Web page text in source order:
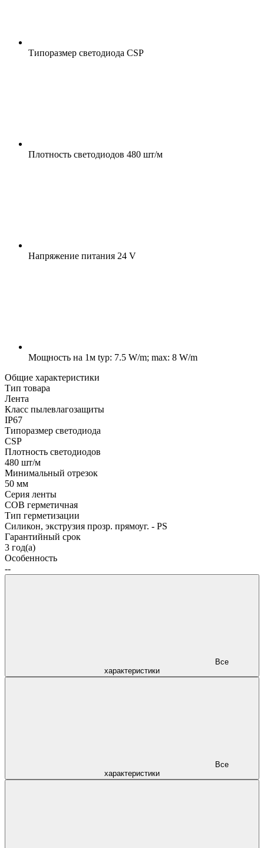
Типоразмер светодиода CSP
Плотность светодиодов 480 шт/м
Напряжение питания 24 V
Мощность на 1м typ: 7.5 W/m; max: 8 W/m
Общие характеристики
Тип товара
Лента
Класс пылевлагозащиты
IP67
Типоразмер светодиода
CSP
Плотность светодиодов
480 шт/м
Минимальный отрезок
50 мм
Серия ленты
COB герметичная
Тип герметизации
Силикон, экструзия прозр. прямоуг. - PS
Гарантийный срок
3 год(а)
Особенность
--
характеристики
характеристики